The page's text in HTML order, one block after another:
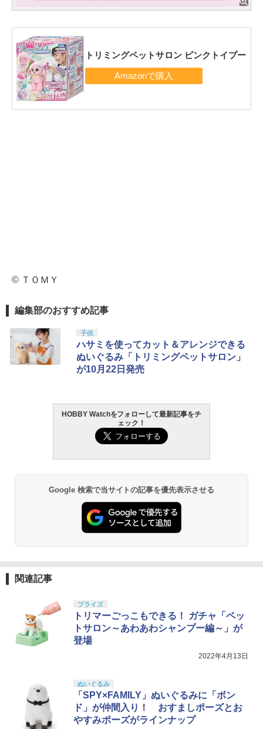
トリミングペットサロン ピンクトイプー
© ＴＯＭＹ
編集部のおすすめ記事
子供
ハサミを使ってカット＆アレンジできる
ぬいぐるみ「トリミングペットサロン」
が10月22日発売
HOBBY Watchをフォローして最新記事をチ
ェック！
Google 検索で当サイトの記事を優先表示させる
関連記事
プライズ
トリマーごっこもできる！ ガチャ「ペッ
トサロン～あわあわシャンプー編～」が
登場
2022年4月13日
ぬいぐるみ
「SPY×FAMILY」ぬいぐるみに「ボン
ド」が仲間入り！ おすましポーズとお
やすみポーズがラインナップ